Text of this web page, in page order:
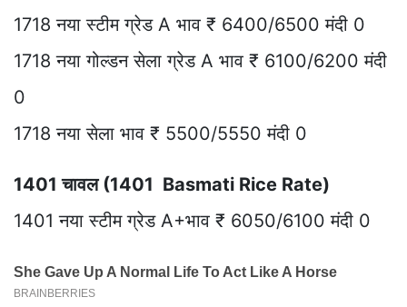
1718 नया स्टीम ग्रेड A भाव ₹ 6400/6500 मंदी 0
1718 नया गोल्डन सेला ग्रेड A भाव ₹ 6100/6200 मंदी
0
1718 नया सेला भाव ₹ 5500/5550 मंदी 0
1401 चावल (1401 Basmati Rice Rate)
1401 नया स्टीम ग्रेड A+भाव ₹ 6050/6100 मंदी 0